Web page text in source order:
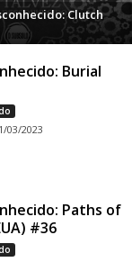
Clutch
Burial
03/2023
Paths of
#36